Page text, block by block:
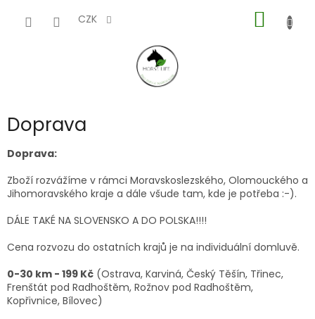
CZK
KOŠÍK
Doprava
Doprava:
Zboží rozvážíme v rámci Moravskoslezského, Olomouckého a
Jihomoravského kraje a dále všude tam, kde je potřeba :-).
DÁLE TAKÉ NA SLOVENSKO A DO POLSKA!!!!
Cena rozvozu do ostatních krajů je na individuální domluvě.
0-30 km - 199 Kč (Ostrava, Karviná, Český Těšín, Třinec,
Frenštát pod Radhoštěm, Rožnov pod Radhoštěm,
Kopřivnice, Bílovec)